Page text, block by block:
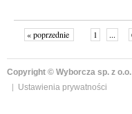
« poprzednie 1 ...
Copyright © Wyborcza sp. z o.o.
Ustawienia prywatności